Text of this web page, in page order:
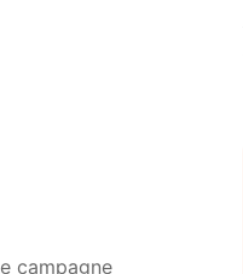
campagne